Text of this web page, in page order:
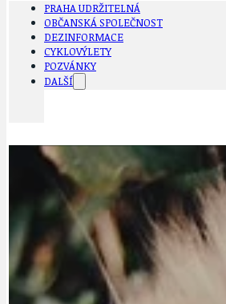
PRAHA UDRŽITELNÁ
OBČANSKÁ SPOLEČNOST
DEZINFORMACE
CYKLOVÝLETY
POZVÁNKY
DALŠÍ
AKTUALITY
BÁSNĚ. FEJETONY. SATIRA